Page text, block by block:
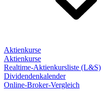
Aktienkurse
Aktienkurse
Realtime-Aktienkursliste (L&S)
Dividendenkalender
Online-Broker-Vergleich